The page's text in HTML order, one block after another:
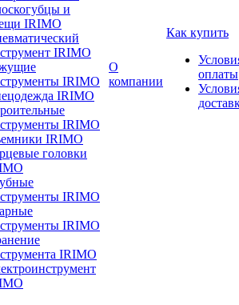
и
IRIMO
IRIMO
IRIMO
IRIMO
IRIMO
IRIMO
головки
IRIMO
IRIMO
IRIMO
О
компании
Как купить
оплаты